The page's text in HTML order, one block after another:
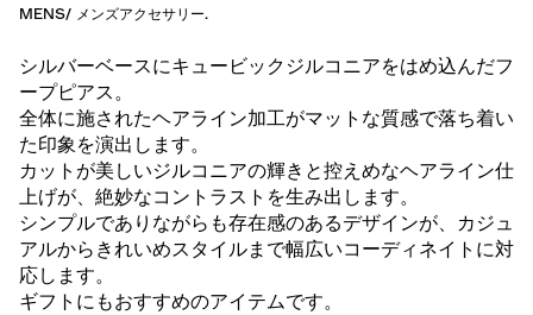
MENS/ メンズアクセサリー.
シルバーベースにキュービックジルコニアをはめ込んだフ
ープピアス。
全体に施されたヘアライン加工がマットな質感で落ち着い
た印象を演出します。
カットが美しいジルコニアの輝きと控えめなヘアライン仕
上げが、絶妙なコントラストを生み出します。
シンプルでありながらも存在感のあるデザインが、カジュ
アルからきれいめスタイルまで幅広いコーディネイトに対
応します。
ギフトにもおすすめのアイテムです。